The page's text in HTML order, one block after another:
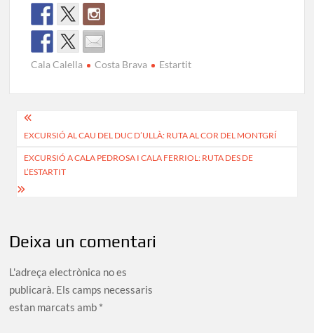
Cala Calella Costa Brava Estartit
Navegació
d'entrades
EXCURSIÓ AL CAU DEL DUC D’ULLÀ: RUTA AL COR DEL MONTGRÍ
EXCURSIÓ A CALA PEDROSA I CALA FERRIOL: RUTA DES DE
L’ESTARTIT
Deixa un comentari
L'adreça electrònica no es
publicarà. Els camps necessaris
estan marcats amb *